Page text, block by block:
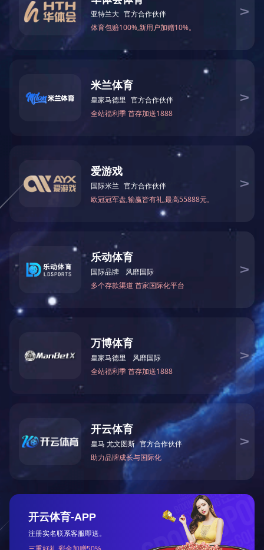
相关产品
直流有刷系列-PRD0C